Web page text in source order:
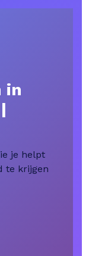
in
je helpt
te krijgen